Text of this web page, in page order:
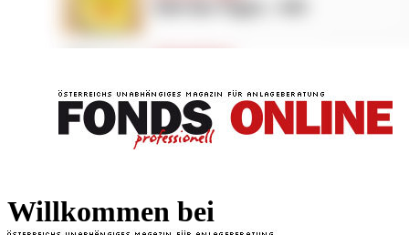
Willkommen bei